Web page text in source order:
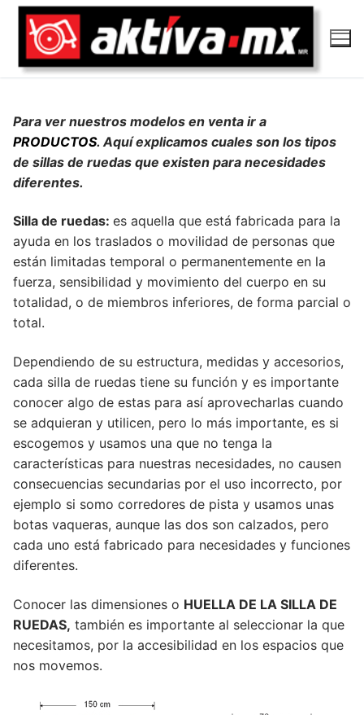
contenido
Para ver nuestros modelos en venta ir a
PRODUCTOS. Aquí explicamos cuales son los tipos
de sillas de ruedas que existen para necesidades
diferentes.
Silla de ruedas: es aquella que está fabricada para la
ayuda en los traslados o movilidad de personas que
están limitadas temporal o permanentemente en la
fuerza, sensibilidad y movimiento del cuerpo en su
totalidad, o de miembros inferiores, de forma parcial o
total.
Dependiendo de su estructura, medidas y accesorios,
cada silla de ruedas tiene su función y es importante
conocer algo de estas para así aprovecharlas cuando
se adquieran y utilicen, pero lo más importante, es si
escogemos y usamos una que no tenga la
características para nuestras necesidades, no causen
consecuencias secundarias por el uso incorrecto, por
ejemplo si somo corredores de pista y usamos unas
botas vaqueras, aunque las dos son calzados, pero
cada uno está fabricado para necesidades y funciones
diferentes.
Conocer las dimensiones o HUELLA DE LA SILLA DE
RUEDAS, también es importante al seleccionar la que
necesitamos, por la accesibilidad en los espacios que
nos movemos.